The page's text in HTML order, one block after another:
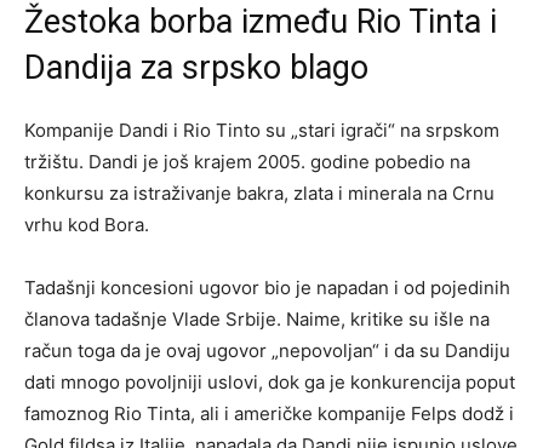
Žestoka borba između Rio Tinta i
Dandija za srpsko blago
Kompanije Dandi i Rio Tinto su „stari igrači“ na srpskom
tržištu. Dandi je još krajem 2005. godine pobedio na
konkursu za istraživanje bakra, zlata i minerala na Crnu
vrhu kod Bora.
Tadašnji koncesioni ugovor bio je napadan i od pojedinih
članova tadašnje Vlade Srbije. Naime, kritike su išle na
račun toga da je ovaj ugovor „nepovoljan“ i da su Dandiju
dati mnogo povoljniji uslovi, dok ga je konkurencija poput
famoznog Rio Tinta, ali i američke kompanije Felps dodž i